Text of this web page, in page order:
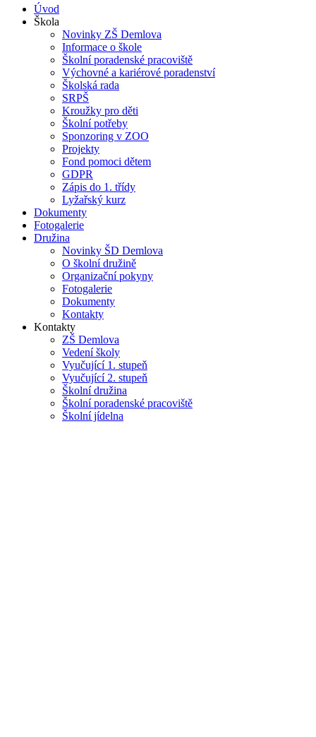
Úvod
Škola
Novinky ZŠ Demlova
Informace o škole
Školní poradenské pracoviště
Výchovné a kariérové poradenství
Školská rada
SRPŠ
Kroužky pro děti
Školní potřeby
Sponzoring v ZOO
Projekty
Fond pomoci dětem
GDPR
Zápis do 1. třídy
Lyžařský kurz
Dokumenty
Fotogalerie
Družina
Novinky ŠD Demlova
O školní družině
Organizační pokyny
Fotogalerie
Dokumenty
Kontakty
Kontakty
ZŠ Demlova
Vedení školy
Vyučující 1. stupeň
Vyučující 2. stupeň
Školní družina
Školní poradenské pracoviště
Školní jídelna